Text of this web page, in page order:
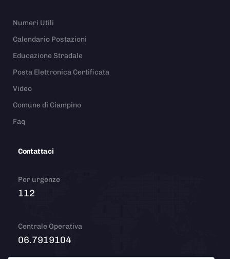
Numeri Utili
Calendario Postazioni
Educazione Stradale
Posta Elettronica Certificata
Video
Comune di Ciampino
Faq
Contattaci
Per urgenze
112
Centrale Operativa
06.7919104